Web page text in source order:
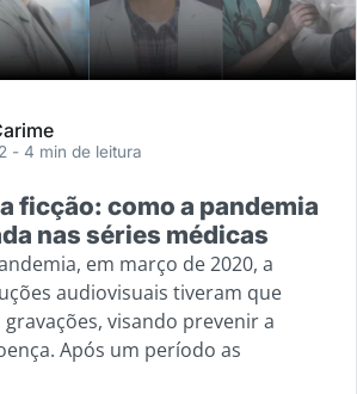
- 4 min de leitura
ficção: como a pandemia
nas séries médicas
em março de 2020, a
audiovisuais tiveram que
visando prevenir a
Após um período as